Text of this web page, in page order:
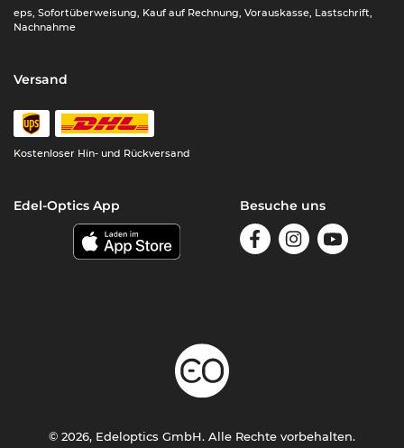
eps, Sofortüberweisung, Kauf auf Rechnung, Vorauskasse, Lastschrift,
Nachnahme
Versand
Kostenloser Hin- und Rückversand
Edel-Optics App Besuche uns
© 2026, Edeloptics GmbH. Alle Rechte vorbehalten.